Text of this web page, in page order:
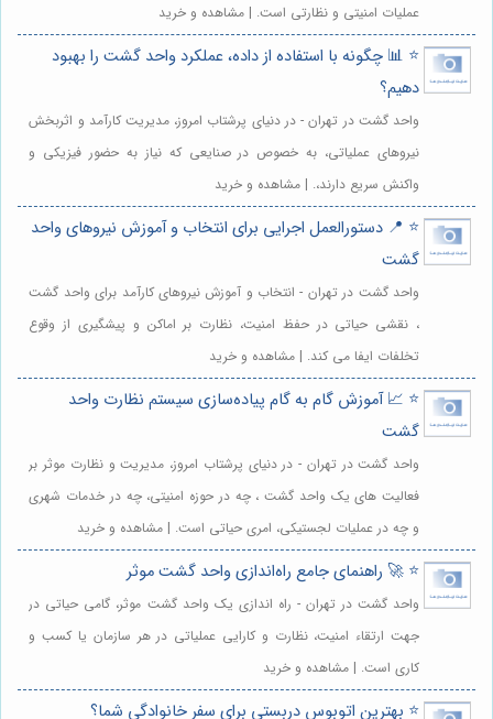
عملیات امنیتی و نظارتی است. | مشاهده و خرید
⭐️ 📊 چگونه با استفاده از داده، عملکرد واحد گشت را بهبود
دهیم؟
واحد گشت در تهران - در دنیای پرشتاب امروز، مدیریت کارآمد و اثربخش
نیروهای عملیاتی، به خصوص در صنایعی که نیاز به حضور فیزیکی و
واکنش سریع دارند،. | مشاهده و خرید
⭐️ 📍 دستورالعمل اجرایی برای انتخاب و آموزش نیروهای واحد
گشت
واحد گشت در تهران - انتخاب و آموزش نیروهای کارآمد برای واحد گشت
، نقشی حیاتی در حفظ امنیت، نظارت بر اماکن و پیشگیری از وقوع
تخلفات ایفا می کند. | مشاهده و خرید
⭐️ 📈 آموزش گام به گام پیاده‌سازی سیستم نظارت واحد
گشت
واحد گشت در تهران - در دنیای پرشتاب امروز، مدیریت و نظارت موثر بر
فعالیت های یک واحد گشت ، چه در حوزه امنیتی، چه در خدمات شهری
و چه در عملیات لجستیکی، امری حیاتی است. | مشاهده و خرید
⭐️ 🚀 راهنمای جامع راه‌اندازی واحد گشت موثر
واحد گشت در تهران - راه اندازی یک واحد گشت موثر، گامی حیاتی در
جهت ارتقاء امنیت، نظارت و کارایی عملیاتی در هر سازمان یا کسب و
کاری است. | مشاهده و خرید
⭐️ بهترین اتوبوس دربستی برای سفر خانوادگی شما؟